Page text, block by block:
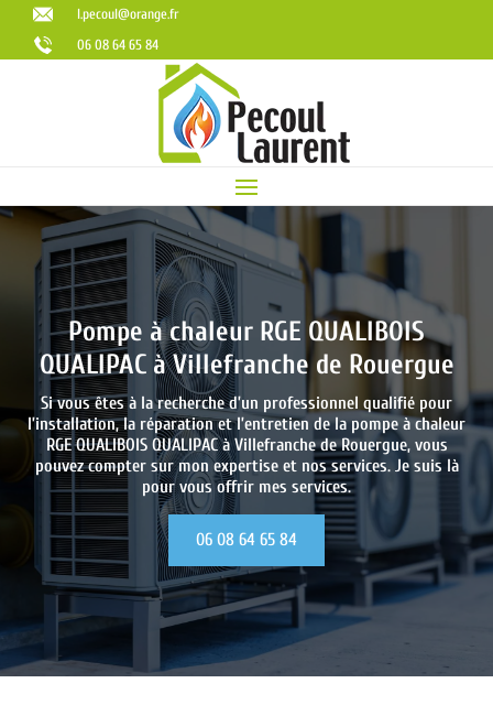
l.pecoul@orange.fr
06 08 64 65 84
Pompe à chaleur RGE QUALIBOIS
QUALIPAC à Villefranche de Rouergue
Si vous êtes à la recherche d’un professionnel qualifié pour
l’installation, la réparation et l’entretien de la pompe à chaleur
RGE QUALIBOIS QUALIPAC àVillefranche de Rouergue, vous
pouvez compter sur mon expertise et nos services. Je suis là
pour vous offrir mes services.
06 08 64 65 84